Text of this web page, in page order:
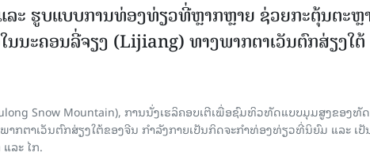
ະ ຮູບແບບການທ່ອງທ່ຽວທີ່ຫຼາກຫຼາຍ ຊ່ວຍກະຕຸ້ນຕະຫຼ
ນນະຄອນລີ່ຈຽງ (Lijiang) ທາງພາກຕາເວັນຕົກສ່ຽງໃຕ້
Snow Mountain), ການນັ່ງເຮລິຄອບເຕີເພື່ອຊົມທິວທັດແບບມຸມສູງຂອງທັ
ກຕາເວັນຕົກສ່ຽງໃຕ້ຂອງຈີນ ກຳລັງກາຍເປັນກິດຈະກຳທ່ອງທ່ຽວທີ່ນິຍົມ ແລະ ເປັ
ລະ ໄກ.